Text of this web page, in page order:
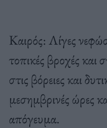
Καιρός: Λίγες
τοπικές βροχές και
στις βόρειες και
μεσημβρινές ώρες
απόγευμα.